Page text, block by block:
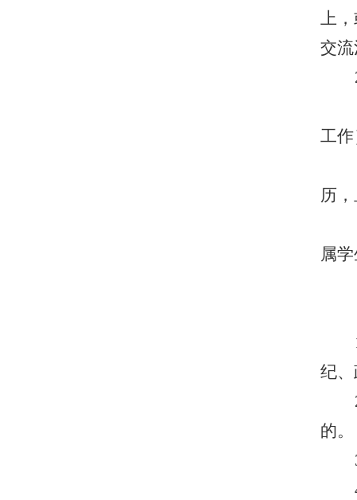
上
交流
工
历
属
纪
的。